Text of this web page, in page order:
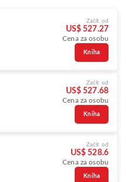
Začít od
US$ 527.27
Cena za osobu
Kniha
Začít od
US$ 527.68
Cena za osobu
Kniha
Začít od
US$ 528.6
Cena za osobu
Kniha